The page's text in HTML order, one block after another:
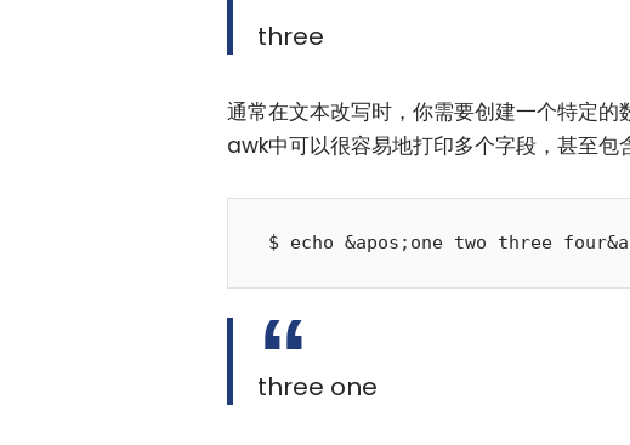
three
通常在文本改写时，你需要创建一个特定的
awk中可以很容易地打印多个字段，甚至包
three one